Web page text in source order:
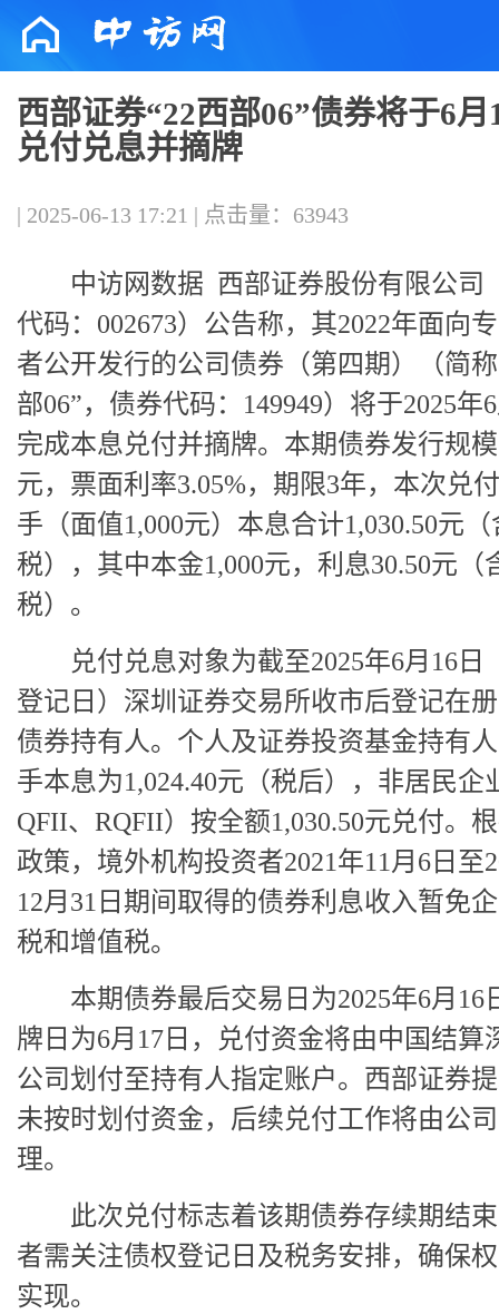
西部证券“22西部06”债券将于6月
兑付兑息并摘牌
| 2025-06-13 17:21 | 点击量：63943
中访网数据 西部证券股份有限公司
代码：002673）公告称，其2022年面向
者公开发行的公司债券（第四期）（简
部06”，债券代码：149949）将于2025年
完成本息兑付并摘牌。本期债券发行规
元，票面利率3.05%，期限3年，本次兑
手（面值1,000元）本息合计1,030.50元（
税），其中本金1,000元，利息30.50元（
税）。
兑付兑息对象为截至2025年6月16日
登记日）深圳证券交易所收市后登记在
债券持有人。个人及证券投资基金持有
手本息为1,024.40元（税后），非居民企
QFII、RQFII）按全额1,030.50元兑付。
政策，境外机构投资者2021年11月6日至
12月31日期间取得的债券利息收入暂免
税和增值税。
本期债券最后交易日为2025年6月16
牌日为6月17日，兑付资金将由中国结算
公司划付至持有人指定账户。西部证券
未按时划付资金，后续兑付工作将由公
理。
此次兑付标志着该期债券存续期结
者需关注债权登记日及税务安排，确保
实现。